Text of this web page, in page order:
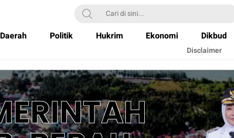
Daerah Politik Hukrim Ekonomi Dikbud
Disclaimer